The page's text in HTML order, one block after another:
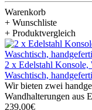
Warenkorb
+ Wunschliste
+ Produktvergleich
2 x Edelstahl Konsole,
Waschtisch,
Wir bieten zwei
Wandhalterungen aus
239,00€